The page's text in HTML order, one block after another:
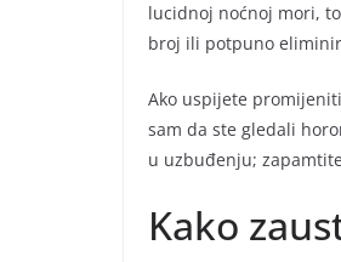
lucidnoj noćnoj mori,
broj ili potpuno
Ako uspijete
sam da ste gledali
u uzbuđenju;
Kako